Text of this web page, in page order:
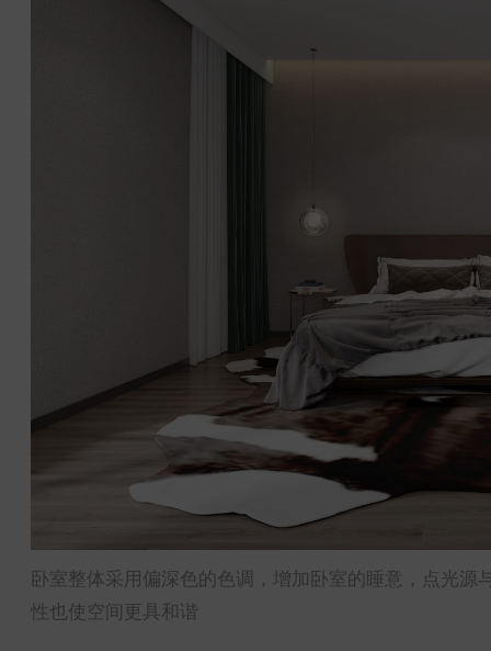
卧室整体采用偏深色的色调，增加卧室的睡意，点光
性也使空间更具和谐